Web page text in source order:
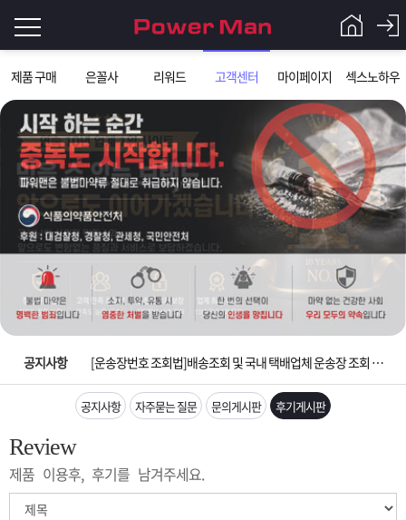
제품 구매 은꼴사 리워드 고객센터 마이페이지 섹스노하우
그
인
이
필
요
니
로
Q&A
파
워
맨
제
품
매
은
사
스
노
고
객마
공지사항
[2026구정 연휴]설 연휴 배송 및 휴무 안내
[운송장번호 조회법]배송조회 및 국내 택배업체 운송장 조회 하는법
[ios앱 오픈]아이폰 고객 앱설치 가능합니다.
입금확인이 안되는 상황을 대비해 꼭 입금후 고객센터 연락바랍니다.
공지사항 자주묻는 질문 문의게시판 후기게시판
Review
제품 이용후, 후기를 남겨주세요.